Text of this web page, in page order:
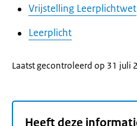
Vrijstelling Leerplichtwet
Leerplicht
Laatst gecontroleerd op 31 juli
Heeft deze